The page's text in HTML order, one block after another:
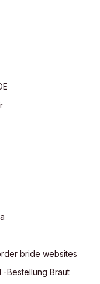
bride websites
-Bestellung Braut